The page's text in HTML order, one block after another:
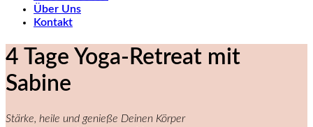
Über Uns
Kontakt
4 Tage Yoga-Retreat mit
Sabine
Stärke, heile und genieße Deinen Körper